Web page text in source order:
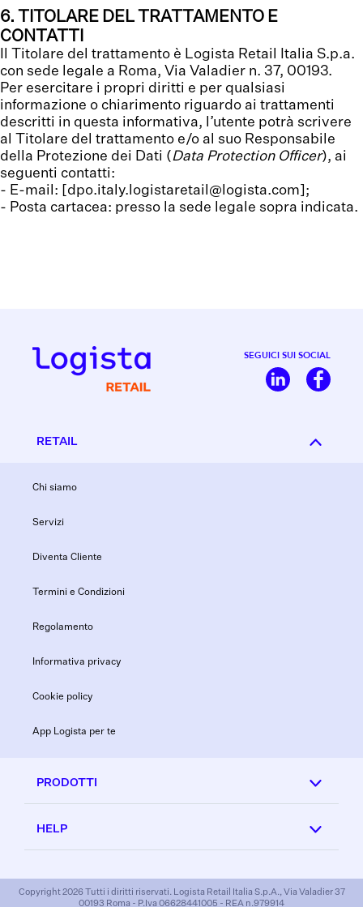
6. TITOLARE DEL TRATTAMENTO E
CONTATTI
Il Titolare del trattamento è Logista Retail Italia S.p.a.
con sede legale a Roma, Via Valadier n. 37, 00193.
Per esercitare i propri diritti e per qualsiasi
informazione o chiarimento riguardo ai trattamenti
descritti in questa informativa, l’utente potrà scrivere
al Titolare del trattamento e/o al suo Responsabile
della Protezione dei Dati (Data Protection Officer), ai
seguenti contatti:
- E-mail: [dpo.italy.logistaretail@logista.com];
- Posta cartacea: presso la sede legale sopra indicata.
SEGUICI SUI SOCIAL
RETAIL
Chi siamo
Servizi
Diventa Cliente
Termini e Condizioni
Regolamento
Informativa privacy
Cookie policy
App Logista per te
PRODOTTI
HELP
Copyright 2026 Tutti i diritti riservati. Logista Retail Italia S.p.A., Via Valadier 37
00193 Roma - P.Iva 06628441005 - REA n.979914